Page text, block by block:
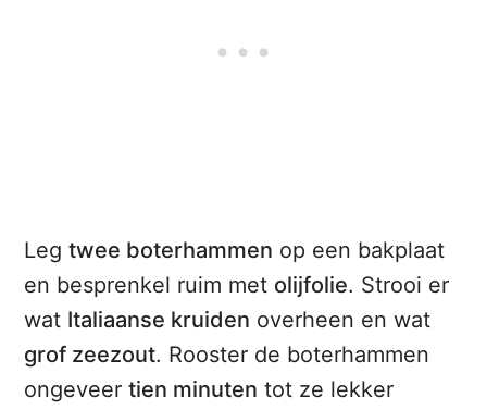
Legtwee boterhammen op een bakplaat
en besprenkel ruim met olijfolie. Strooi er
wat Italiaanse kruiden overheen en wat
grof zeezout. Rooster de boterhammen
ongeveertien minuten tot ze lekker